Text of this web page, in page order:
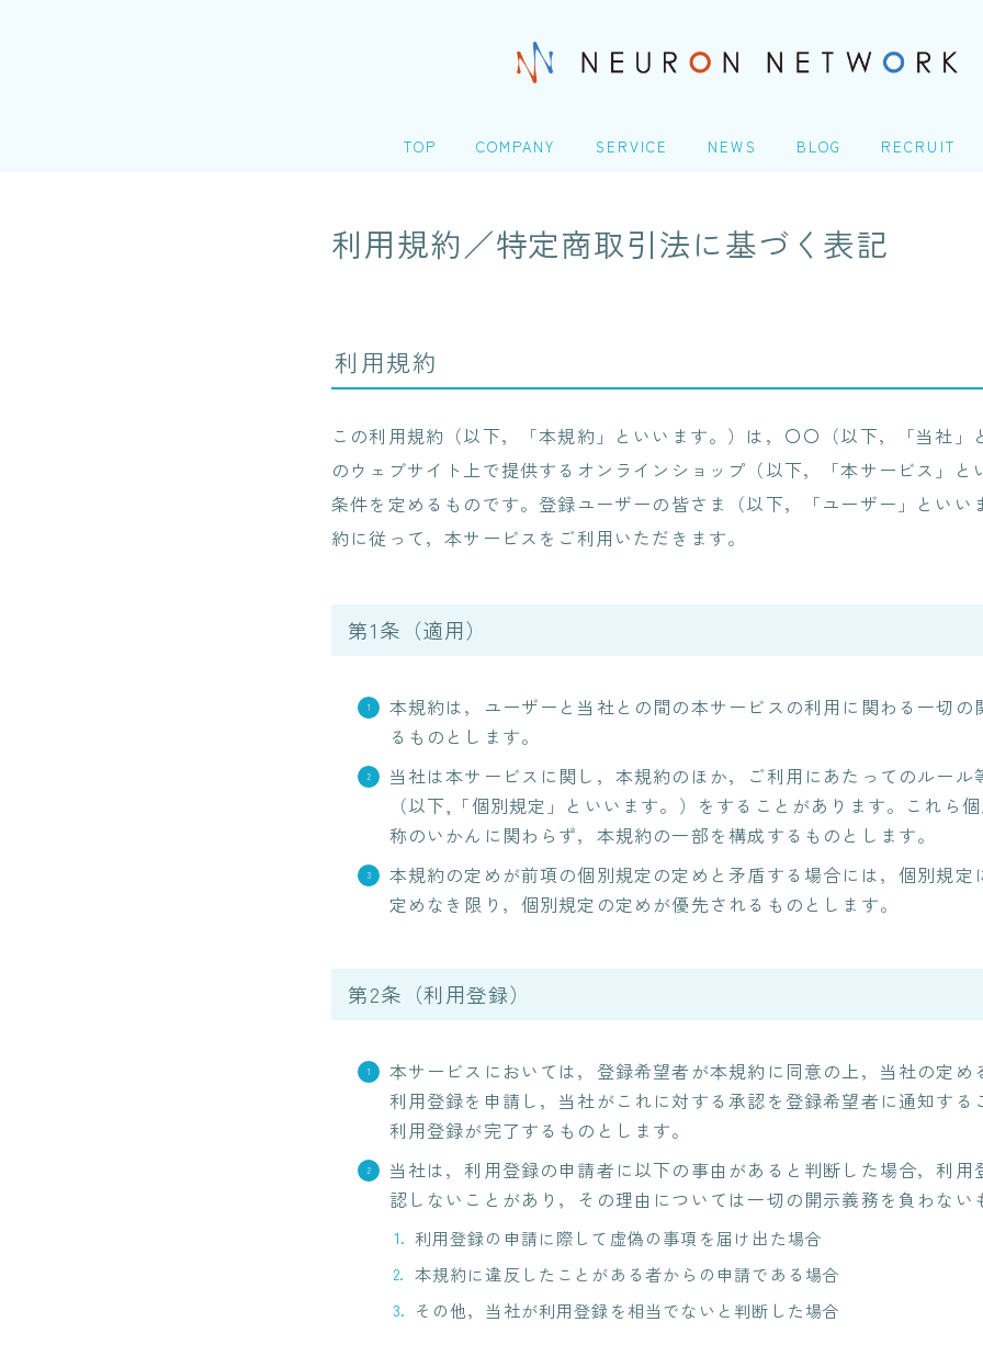
TOP COMPANY
＠Homeday
SERVICE
Microsoft 製品導入サー
Webアプリケーション開
発​
PLMシステム開発
DX物流 AGF・AMR
NEWS BLOG RECRUIT
SERVICE
ITエンジニアリングサービス(SES)
生命保険・損害保険システム開
PLMシステム開発
人事給与ERP導入支援コンサル
ティング
Microsoft365 導入・運用支援サ
ービス
教師データ作成代行サービス
BLOG
RECRUIT
CONTACT
利用規約／特定商取引法に基づく表記
利用規約
この利用規約（以下，「本規約」といいます。）は，〇〇（以下，「当社」
のウェブサイト上で提供するオンラインショップ（以下，「本サービス」と
条件を定めるものです。登録ユーザーの皆さま（以下，「ユーザー」といい
約に従って，本サービスをご利用いただきます。
第1条（適用）
本規約は，ユーザーと当社との間の本サービスの利用に関わる一切の
るものとします。
当社は本サービスに関し，本規約のほか，ご利用にあたってのルール
（以下,「個別規定」といいます。）をすることがあります。これら
称のいかんに関わらず，本規約の一部を構成するものとします。
本規約の定めが前項の個別規定の定めと矛盾する場合には，個別規定
定めなき限り，個別規定の定めが優先されるものとします。
第2条（利用登録）
本サービスにおいては，登録希望者が本規約に同意の上，当社の定め
利用登録を申請し，当社がこれに対する承認を登録希望者に通知する
利用登録が完了するものとします。
当社は，利用登録の申請者に以下の事由があると判断した場合，利用
認しないことがあり，その理由については一切の開示義務を負わない
利用登録の申請に際して虚偽の事項を届け出た場合
本規約に違反したことがある者からの申請である場合
その他，当社が利用登録を相当でないと判断した場合